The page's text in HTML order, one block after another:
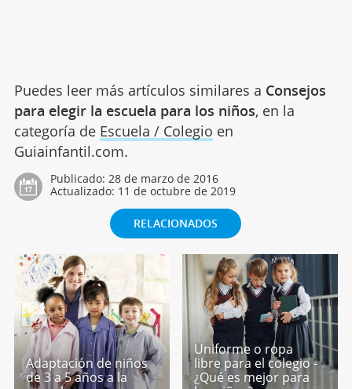
Puedes leer más artículos similares a Consejos
para elegir la escuela para los niños, en la
categoría de Escuela / Colegio en
Guiainfantil.com.
Publicado: 28 de marzo de 2016
Actualizado: 11 de octubre de 2019
RELACIONADOS
Adaptación de niños
de 3 a 5 años a la
Uniforme o ropa
libre para el colegio -
¿Qué es mejor para